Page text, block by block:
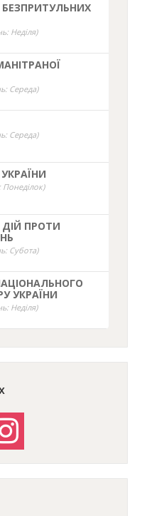
Неділя)
Середа)
Середа)
Понеділок)
ПРОТИ
Субота)
УКРАЇНИ
Неділя)